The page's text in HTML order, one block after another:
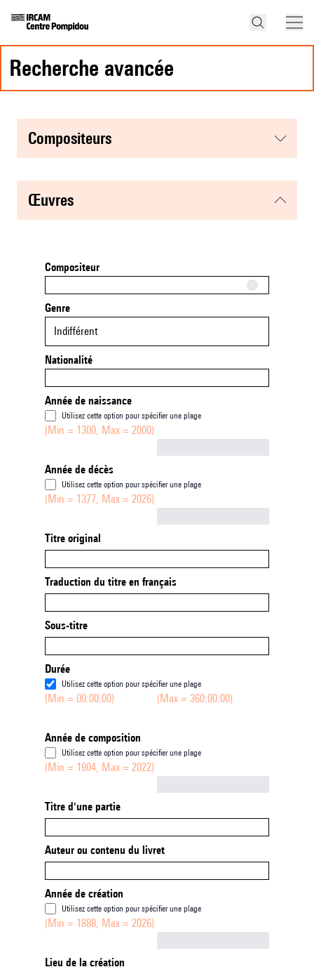
recherche avancée
compositeurs
œuvres
Compositeur
Genre
Indifférent
Nationalité
Année de naissance
Utilisez cette option pour spécifier une plage
(Min = 1300, Max = 2000)
Année de décès
Utilisez cette option pour spécifier une plage
(Min = 1377, Max = 2026)
Titre original
Traduction du titre en français
Sous-titre
Durée
Utilisez cette option pour spécifier une plage
(Min = 00:00:00) (Max = 360:00:00)
Année de composition
Utilisez cette option pour spécifier une plage
(Min = 1904, Max = 2022)
Titre d'une partie
Auteur ou contenu du livret
Année de création
Utilisez cette option pour spécifier une plage
(Min = 1888, Max = 2026)
Lieu de la création